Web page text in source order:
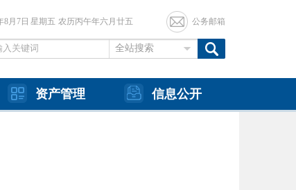
公务邮箱
8月7日 星期五 农历丙午年六月廿五
全站搜索
资产管理 信息公开